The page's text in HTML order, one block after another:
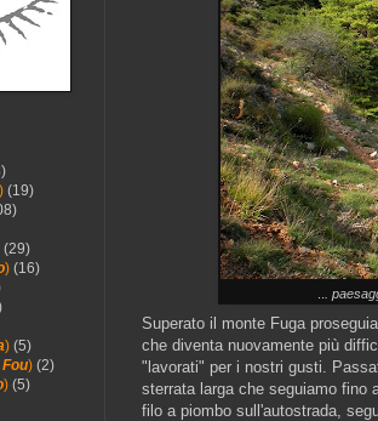
.
Superato il monte Fuga
che diventa nuovamente più
"lavorati" per i nostri gusti.
sterrata larga che seguiamo fino
filo a piombo sull'autostrada,
) (19)
(29)
) (16)
) (5)
) (2)
) (5)